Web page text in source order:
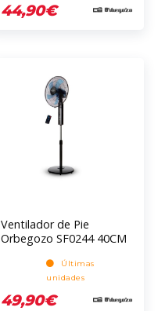
44,90€
Ventilador de Pie
Orbegozo SF0244 40CM
Oscilante 55 Watts
Temporizador Negro
Últimas
unidades
49,90€